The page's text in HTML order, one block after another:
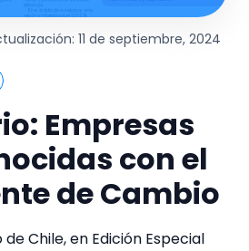
11 de septiembre, 2024
Empresas
con el
de Cambio
Chile, en Edición Especial